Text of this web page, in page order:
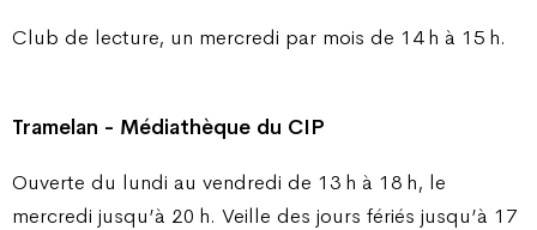
Club de lecture, un mercredi par mois de 14 h à 15 h.
Tramelan - Médiathèque du CIP
Ouverte du lundi au vendredi de 13 h à 18 h, le
mercredi jusqu’à 20 h. Veille des jours fériés jusqu’à 17